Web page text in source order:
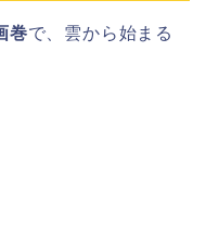
巻で、雲から始まる